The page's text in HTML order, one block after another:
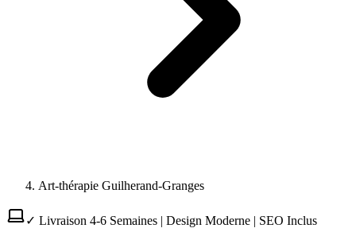
Art-thérapie Guilherand-Granges
✓ Livraison 4-6 Semaines | Design Moderne | SEO Inclus